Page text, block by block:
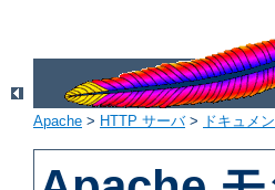
Apache > HTTP サーバ> ドキュメ